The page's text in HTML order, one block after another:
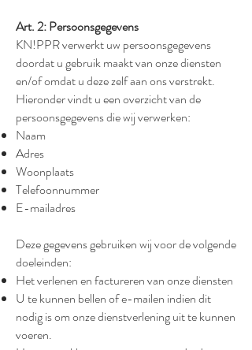
Art. 2: Persoonsgegevens
KN!PPR verwerkt uw persoonsgegevens
doordat u gebruik maakt van onze diensten
en/of omdat u deze zelf aan ons verstrekt.
Hieronder vindt u een overzicht van de
persoonsgegevens die wij verwerken:
Naam
Adres
Woonplaats
Telefoonnummer
E-mailadres
Deze gegevens gebruiken wij voor de volgende
doeleinden:
Het verlenen en factureren van onze diensten
U te kunnen bellen of e-mailen indien dit
nodig is om onze dienstverlening uit te kunnen
voeren.